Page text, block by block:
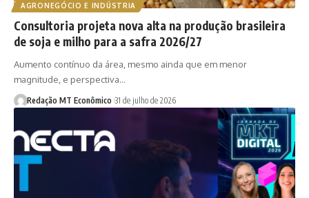
AGRONEGÓCIO E INDÚSTRIA
Consultoria projeta nova alta na produção brasileira
de soja e milho para a safra 2026/27
Aumento contínuo da área, mesmo ainda que em menor
magnitude, e perspectiva…
Redação MT Econômico 31 de julho de 2026